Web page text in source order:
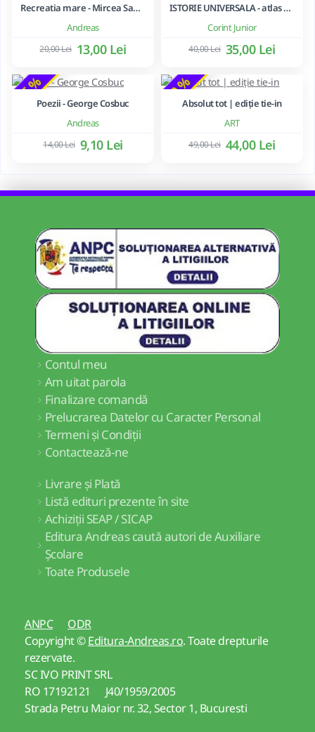
Andreas
Recreatia mare - Mircea Santimbreanu
13,00 Lei
20,00 Lei
Corint Junior
ISTORIE UNIVERSALA - atlas scolar ilustrat
35,00 Lei
40,00 Lei
-35 %
Andreas
Poezii - George Cosbuc
9,10 Lei
14,00 Lei
-10 %
ART
Absolut tot | ediție tie-in
44,00 Lei
49,00 Lei
Contul meu
Am uitat parola
Finalizare comandă
Prelucrarea Datelor cu Caracter Personal
Termeni și Condiții
Contactează-ne
Livrare și Plată
Listă edituri prezente în site
Achiziții SEAP / SICAP
Editura Andreas caută autori de Auxiliare
Școlare
Toate Produsele
ANPC
ODR
Copyright ©Editura-Andreas.ro. Toate drepturile
rezervate.
SC IVO PRINT SRL
RO 17192121 J40/1959/2005
Strada Petru Maior nr. 32, Sector 1, Bucuresti